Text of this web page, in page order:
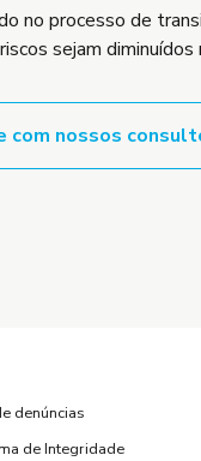
no processo de
sejam
com nossos
denúncias
de Integridade